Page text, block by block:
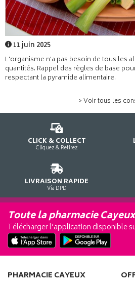
11 juin 2025
L'organisme n'a pas besoin de tous les
quantités. Rappel des règles de base
respectant la pyramide alimentaire.
> Voir tous les
CLICK & COLLECT
Cliquez & Retirez
LIVRAISON RAPIDE
Via DPD
Toute la pharmacie
Télécharger l’application disponible
PHARMACIE CAYEUX